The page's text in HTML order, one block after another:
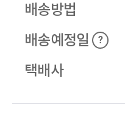
배송방법
배송예정일
?
택배사